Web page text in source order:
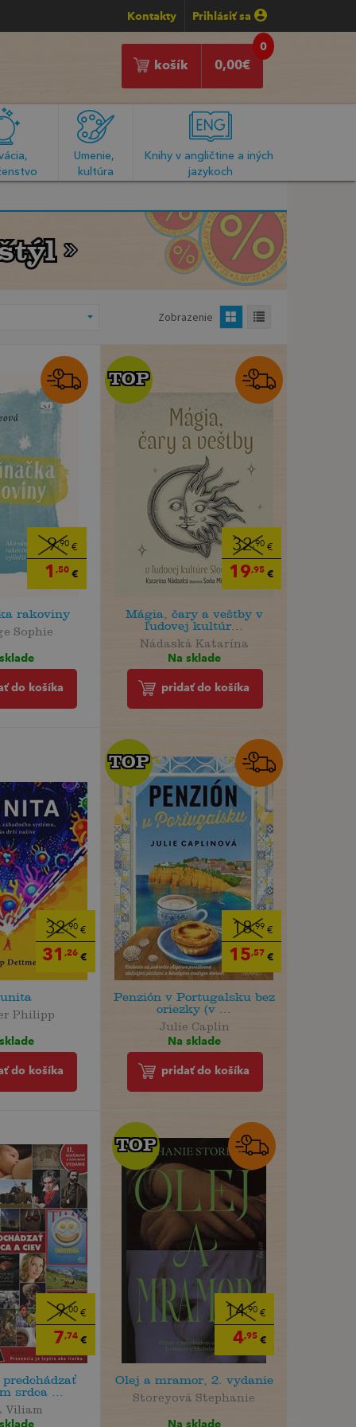
Kontakty Prihlásiť sa
0
0,00€
košík
Umenie,
kultúra
Knihy v angličtine a iných
jazykoch
Zobrazenie
9,90 €
1 ,50 €
rakoviny
Sophie
do košíka
32,90 €
31 ,26 €
Philipp
do košíka
9,00 €
7,74 €
srdca ...
Viliam
32,90€
19,95€
TOP
TOP
Mágia, čary a veštby v
ľudovej kultúr...
Nádaská Katarína
Na sklade
pridať do košíka
18,99 €
15,57 €
TOP
TOP
Penzión v Portugalsku bez
oriezky (v ...
Julie Caplin
Na sklade
pridať do košíka
14,90€
4,95€
TOP
TOP
Olej a mramor, 2. vydanie
Storeyová Stephanie
Na sklade